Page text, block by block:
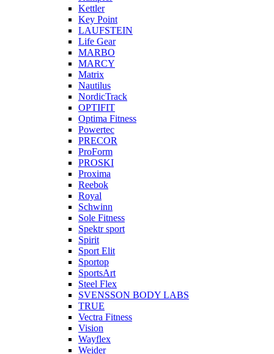
Kettler
Key Point
LAUFSTEIN
Life Gear
MARBO
MARCY
Matrix
Nautilus
NordicTrack
OPTIFIT
Optima Fitness
Powertec
PRECOR
ProForm
PROSKI
Proxima
Reebok
Royal
Schwinn
Sole Fitness
Spektr sport
Spirit
Sport Elit
Sportop
SportsArt
Steel Flex
SVENSSON BODY LABS
TRUE
Vectra Fitness
Vision
Wayflex
Weider